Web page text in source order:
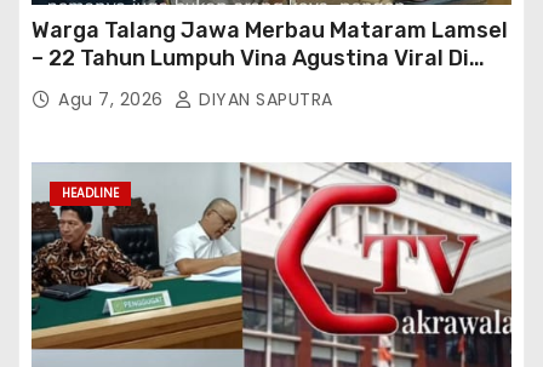
Warga Talang Jawa Merbau Mataram Lamsel
– 22 Tahun Lumpuh Vina Agustina Viral Di
Tiktok Inginkan Kursi Roda Listrik, Kepala
Perwakilan Provinsi Lampung Media
Bertindak
Agu 7, 2026 DIYAN SAPUTRA
HEADLINE